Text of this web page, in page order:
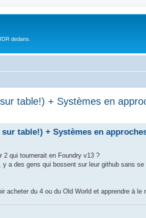
dedans.
table!) + Systèmes en
table!) + Systèmes en
2 qui tournerait en Foundry v13 ?
a des gens qui bossent sur leur github sans se
acheter du 4 ou du Old World et apprendre à le